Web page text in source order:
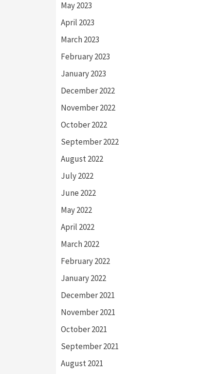
May 2023
April 2023
March 2023
February 2023
January 2023
December 2022
November 2022
October 2022
September 2022
August 2022
July 2022
June 2022
May 2022
April 2022
March 2022
February 2022
January 2022
December 2021
November 2021
October 2021
September 2021
August 2021